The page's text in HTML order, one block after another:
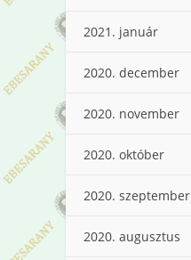
2021. január
2020. december
2020. november
2020. október
2020. szeptember
2020. augusztus